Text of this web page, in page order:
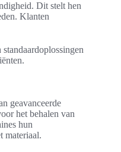
Dit stelt hen
Klanten
geavanceerde
het behalen van
hun
materiaal.